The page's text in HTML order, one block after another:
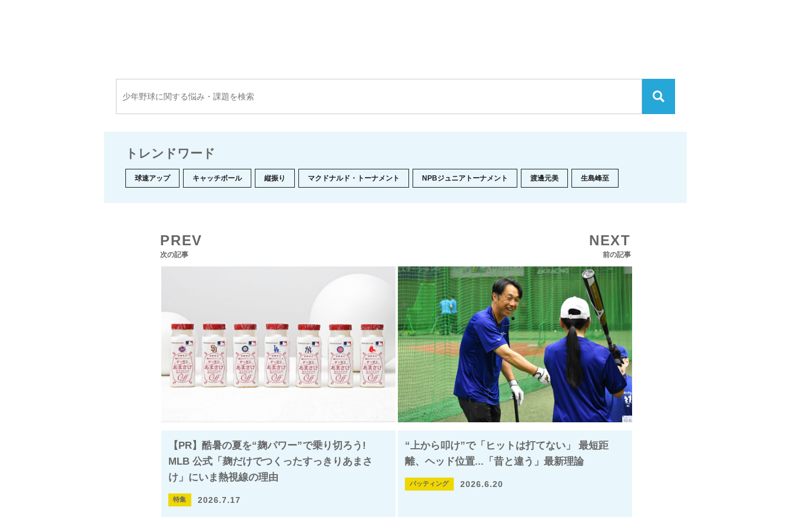
トレンドワード
球速アップ キャッチボール 縦振り マクドナルド・トーナメント NPBジュニアトーナメント 渡邊元美 生島峰至
PREV
次の記事
NEXT
前の記事
【PR】酷暑の夏を“麹パワー”で乗り切ろう!
MLB 公式「麹だけでつくったすっきりあまさ
け」にいま熱視線の理由
特集 2026.7.17
“上から叩け”で「ヒットは打てない」 最短距
離、ヘッド位置...「昔と違う」最新理論
バッティング 2026.6.20